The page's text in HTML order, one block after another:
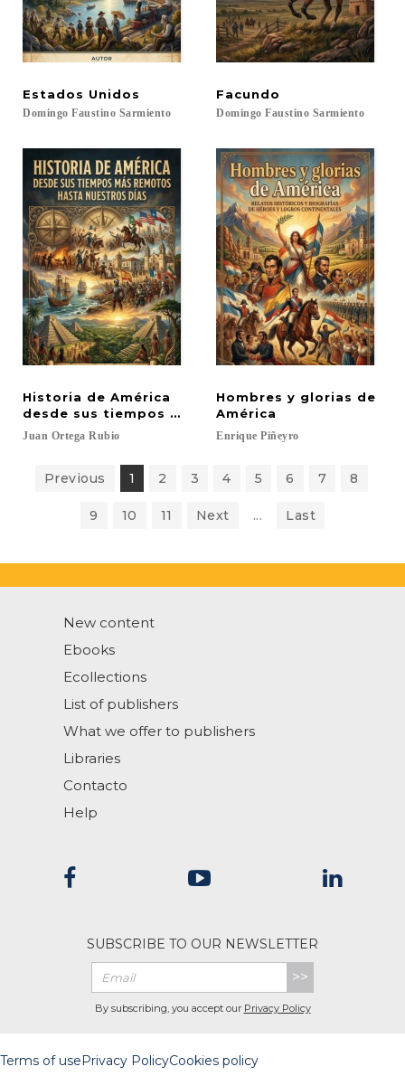
Estados Unidos
Domingo Faustino Sarmiento
Facundo
Domingo Faustino Sarmiento
Historia de América
desde sus tiempos más remotos hasta nuestros
Juan Ortega Rubio
Hombres y glorias de
América
Enrique Piñeyro
Previous 1 2 3 4 5 6 7 8
9 10 11 Next ... Last
New content
Ebooks
Ecollections
List of publishers
What we offer to publishers
Libraries
Contacto
Help
SUBSCRIBE TO OUR NEWSLETTER
>>
By subscribing, you accept our Privacy Policy
Terms of usePrivacy PolicyCookies policy